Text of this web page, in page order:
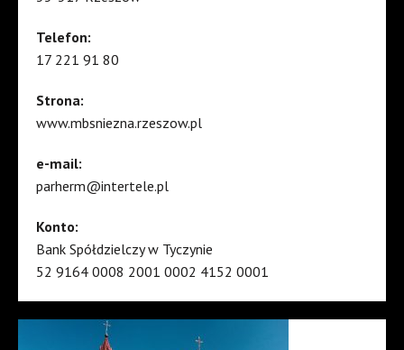
Telefon:
17 221 91 80
Strona:
www.mbsniezna.rzeszow.pl
e-mail:
parherm@intertele.pl
Konto:
Bank Spółdzielczy w Tyczynie
52 9164 0008 2001 0002 4152 0001